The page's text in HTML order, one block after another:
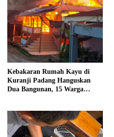
Kebakaran Rumah Kayu di
Kuranji Padang Hanguskan
Dua Bangunan, 15 Warga